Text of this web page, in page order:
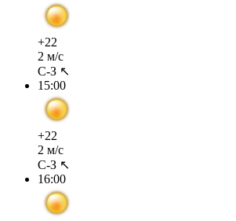
+22
2 м/с
С-З ↖
15:00
+22
2 м/с
С-З ↖
16:00